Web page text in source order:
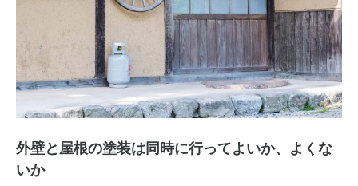
外壁と屋根の塗装は同時に行ってよいか、よくな
いか